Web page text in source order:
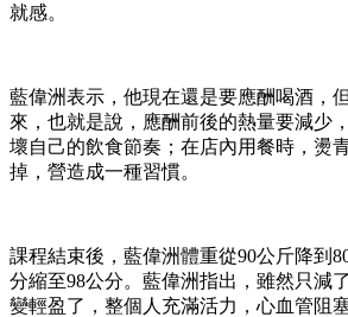
就感。
藍偉洲表示，他現在還是要應酬喝酒，
來，也就是說，應酬前後的熱量要減少
壞自己的飲食節奏；在店內用餐時，燙
掉，營造成一種習慣。
課程結束後，藍偉洲體重從90公斤降到
分縮至98公分。藍偉洲指出，雖然只減
變輕盈了，整個人充滿活力，心血管阻